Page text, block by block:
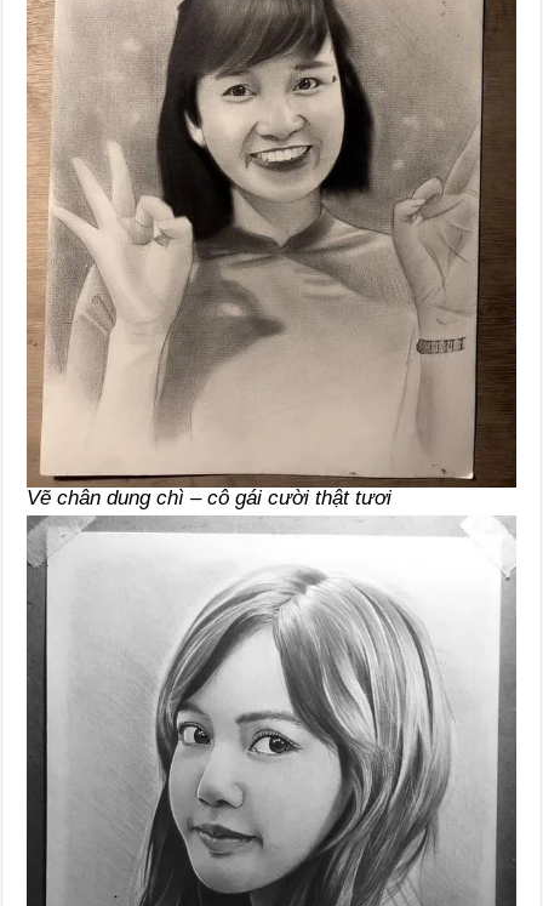
Vẽ chân dung chì – cô gái cười thật tươi